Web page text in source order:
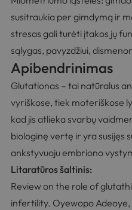
susitraukia per gimdymą ir
stresas gali turėti įtakos jų
sąlygas, pavyzdžiui,
Apibendrinimas
Glutationas – tai natūralus
vyriškose, tiek moteriškose
kad jis atlieka svarbų
biologinę vertę ir yra susijęs
ankstyvuoju embriono
Litaratūros šaltinis:
Review on the role of
infertility. Oyewopo